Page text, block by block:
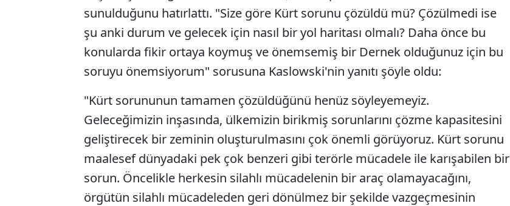
sunulduğunu hatırlattı. "Size göre Kürt sorunu çözüldü mü? Çözülmedi ise
şu anki durum ve gelecek için nasıl bir yol haritası olmalı? Daha önce bu
konularda fikir ortaya koymuş ve önemsemiş bir Dernek olduğunuz için bu
soruyu önemsiyorum" sorusuna Kaslowski'nin yanıtı şöyle oldu:
"Kürt sorununun tamamen çözüldüğünü henüz söyleyemeyiz.
Geleceğimizin inşasında, ülkemizin birikmiş sorunlarını çözme kapasitesini
geliştirecek bir zeminin oluşturulmasını çok önemli görüyoruz. Kürt sorunu
maalesef dünyadaki pek çok benzeri gibi terörle mücadele ile karışabilen bir
sorun. Öncelikle herkesin silahlı mücadelenin bir araç olamayacağını,
örgütün silahlı mücadeleden geri dönülmez bir şekilde vazgeçmesinin